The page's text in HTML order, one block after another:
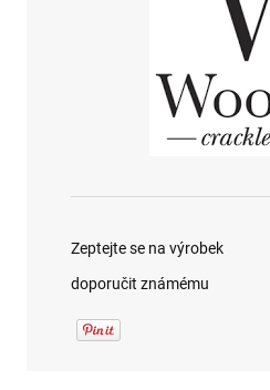
Zeptejte se na výrobek
doporučit známému